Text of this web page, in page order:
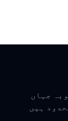
جہاں
ہیں